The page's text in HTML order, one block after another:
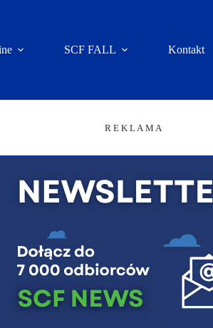
SCF FALL Kontakt
R E K L A M A